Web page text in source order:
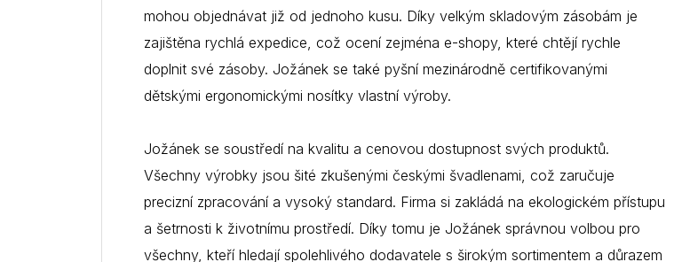
mohou objednávat již od jednoho kusu. Díky velkým skladovým zásobám je
zajištěna rychlá expedice, což ocení zejména e-shopy, které chtějí rychle
doplnit své zásoby. Jožánek se také pyšní mezinárodně certifikovanými
dětskými ergonomickými nosítky vlastní výroby.
Jožánek se soustředí na kvalitu a cenovou dostupnost svých produktů.
Všechny výrobky jsou šité zkušenými českými švadlenami, což zaručuje
precizní zpracování a vysoký standard. Firma si zakládá na ekologickém přístupu
a šetrnosti k životnímu prostředí. Díky tomu je Jožánek správnou volbou pro
všechny, kteří hledají spolehlivého dodavatele s širokým sortimentem a důrazem